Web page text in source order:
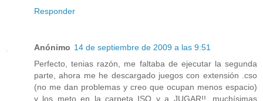
Responder
Anónimo 14 de septiembre de 2009 a las 9:51
Perfecto, tenias razón, me faltaba de ejecutar la segunda
parte, ahora me he descargado juegos con extensión .cso
(no me dan problemas y creo que ocupan menos espacio)
y los meto en la carpeta ISO y a JUGAR!!, muchísimas